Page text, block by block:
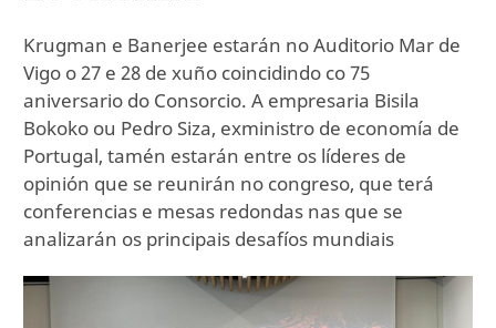
Krugman e Banerjee estarán no Auditorio Mar de
Vigo o 27 e 28 de xuño coincidindo co 75
aniversario do Consorcio. A empresaria Bisila
Bokoko ou Pedro Siza, exministro de economía de
Portugal, tamén estarán entre os líderes de
opinión que se reunirán no congreso, que terá
conferencias e mesas redondas nas que se
analizarán os principais desafíos mundiais